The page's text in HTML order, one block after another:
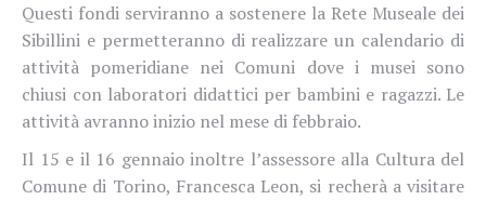
Questi fondi serviranno a sostenere la Rete Museale dei
Sibillini e permetteranno di realizzare un calendario di
attività pomeridiane nei Comuni dove i musei sono
chiusi con laboratori didattici per bambini e ragazzi. Le
attività avranno inizio nel mese di febbraio.
Il 15 e il 16 gennaio inoltre l’assessore alla Cultura del
Comune di Torino, Francesca Leon, si recherà a visitare